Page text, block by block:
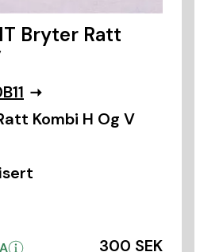
Bryter Ratt
Kombi H Og V
300 SEK